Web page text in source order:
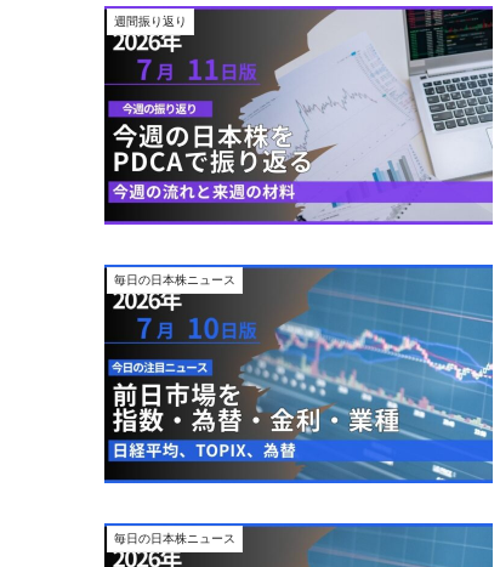
週間振り返り
毎日の日本株ニュース
毎日の日本株ニュース